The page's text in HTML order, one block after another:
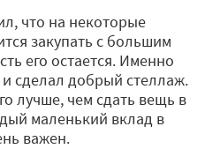
что на некоторые
закупать с большим
его остается. Именно
и сделал добрый стеллаж.
лучше, чем сдать вещь в
маленький вклад в
важен.